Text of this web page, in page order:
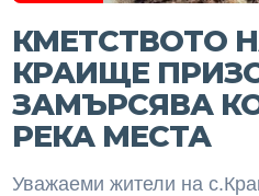
КМЕТСТВОТО
КРАИЩЕ
ЗАМЪРСЯВА
РЕКА МЕСТА
Уважаеми жители на